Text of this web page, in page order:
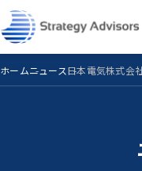
Skip
to
the
ホームニュース日本電気株式会